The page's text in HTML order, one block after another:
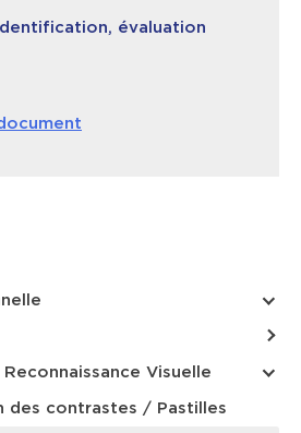
évaluation
Visuelle
des contrastes / Pastilles